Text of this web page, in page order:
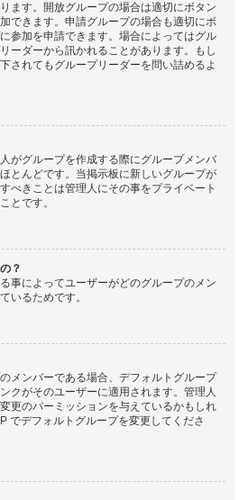
ます。開放グループの場合は適切にボタン
できます。申請グループの場合も適切にボ
参加を申請できます。場合によってはグル
ーダーから訊かれることがあります。もし
されてもグループリーダーを問い詰めるよ
がグループを作成する際にグループメンバ
とんどです。当掲示板に新しいグループが
べきことは管理人にその事をプライベート
とです。
？
事によってユーザーがどのグループのメン
いるためです。
メンバーである場合、デフォルトグループ
クがそのユーザーに適用されます。管理人
更のパーミッションを与えているかもしれ
でデフォルトグループを変更してくださ